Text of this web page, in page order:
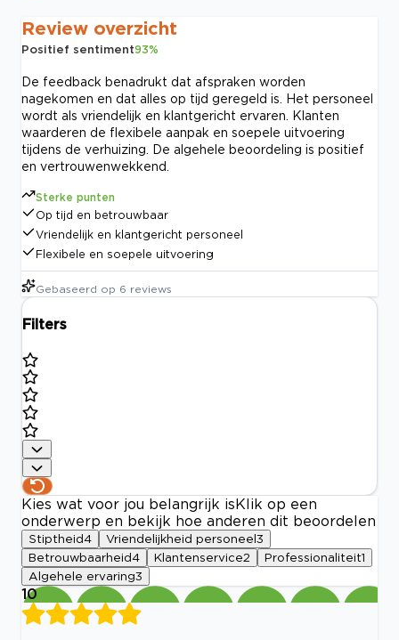
Review overzicht
Positief sentiment93%
De feedback benadrukt dat afspraken worden
nagekomen en dat alles op tijd geregeld is. Het personeel
wordt als vriendelijk en klantgericht ervaren. Klanten
waarderen de flexibele aanpak en soepele uitvoering
tijdens de verhuizing. De algehele beoordeling is positief
en vertrouwenwekkend.
Sterke punten
Op tijd en betrouwbaar
Vriendelijk en klantgericht personeel
Flexibele en soepele uitvoering
Gebaseerd op 6 reviews
Filters
Kies wat voor jou belangrijk is Klik op een
onderwerp en bekijk hoe anderen dit beoordelen
Stiptheid4 Vriendelijkheid personeel 3
Betrouwbaarheid4 Klantenservice2 Professionaliteit1
Algehele ervaring3
10